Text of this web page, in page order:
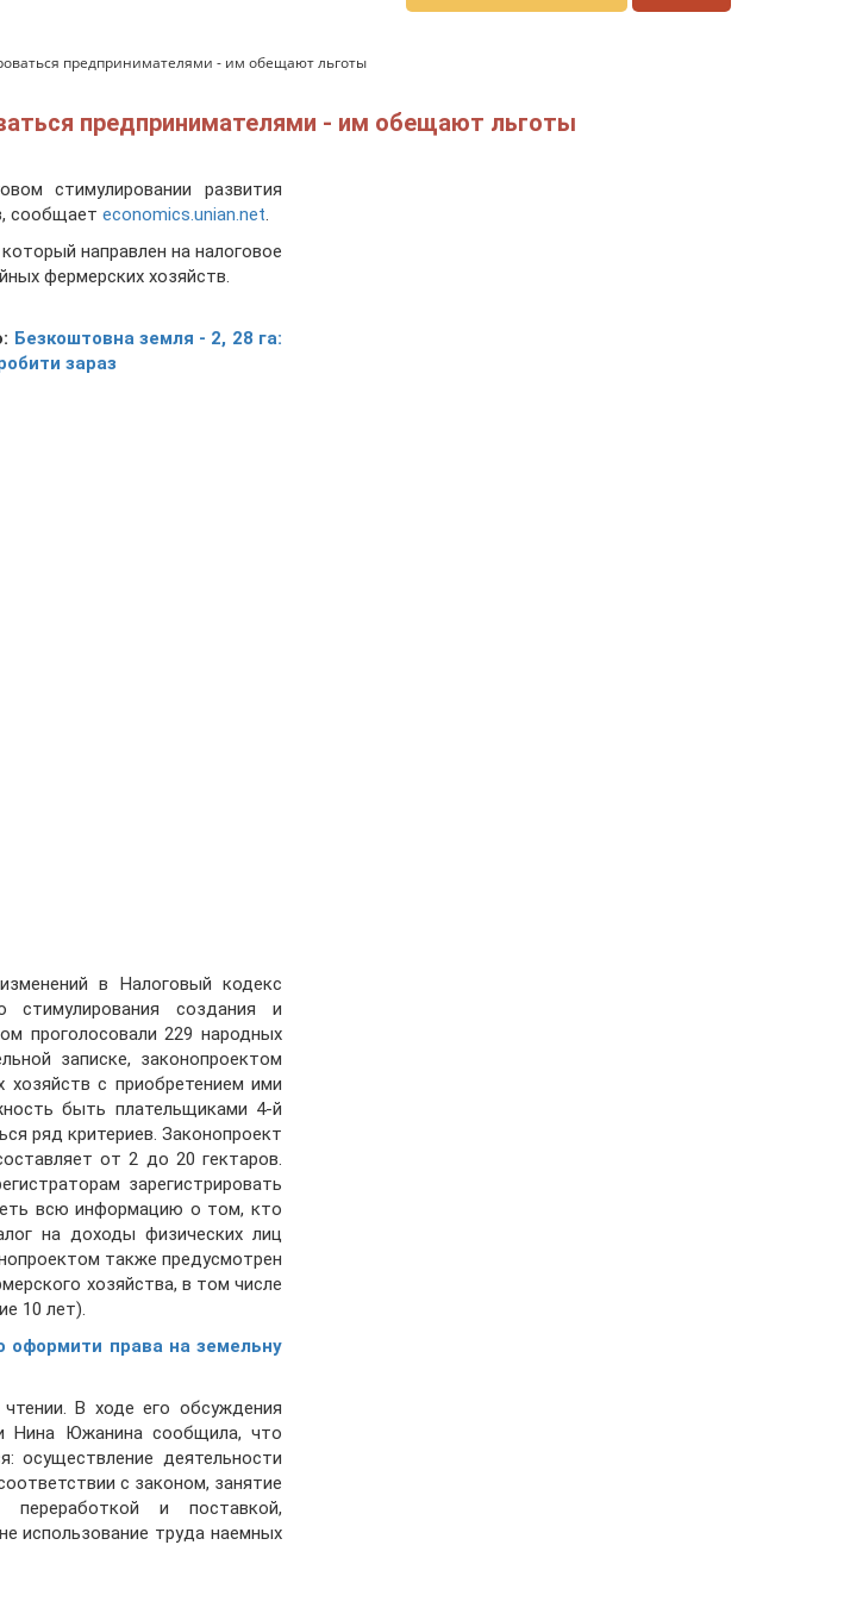
предпринимателями - им обещают льготы
предпринимателями - им обещают льготы
стимулировании развития
сообщает economics.unian.net.
направлен на налоговое
фермерских хозяйств.
Безкоштовна земля - 2, 28 га:
зараз
в Налоговый кодекс
стимулирования создания и
проголосовали 229 народных
записке, законопроектом
хозяйств с приобретением ими
быть плательщиками 4-й
ряд критериев. Законопроект
от 2 до 20 гектаров.
зарегистрировать
всю информацию о том, кто
на доходы физических лиц
также предусмотрен
хозяйства, в том числе
10 лет).
оформити права на земельну
В ходе его обсуждения
Нина Южанина сообщила, что
осуществление деятельности
с законом, занятие
переработкой и поставкой,
использование труда наемных